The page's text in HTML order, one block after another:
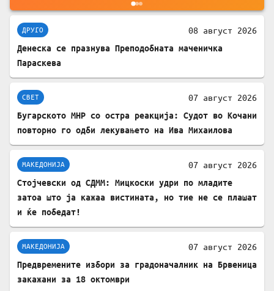
ДРУГО 08 август 2026
Денеска се празнува Преподобната маченичка
Параскева
СВЕТ 07 август 2026
Бугарското МНР со остра реакција: Судот во Кочани
повторно го одби лекувањето на Ива Михаилова
МАКЕДОНИЈА 07 август 2026
Стојчевски од СДММ: Мицкоски удри по младите
затоа што ја кажаа вистината, но тие не се плашат
и ќе победат!
МАКЕДОНИЈА 07 август 2026
Предвремените избори за градоначалник на Брвеница
закажани за 18 октомври